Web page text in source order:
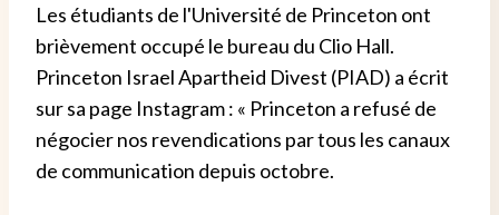
Les étudiants de l'Université de Princeton ont
brièvement occupé le bureau du Clio Hall.
Princeton Israel Apartheid Divest (PIAD) a écrit
sur sa page Instagram : « Princeton a refusé de
négocier nos revendications par tous les canaux
de communication depuis octobre.